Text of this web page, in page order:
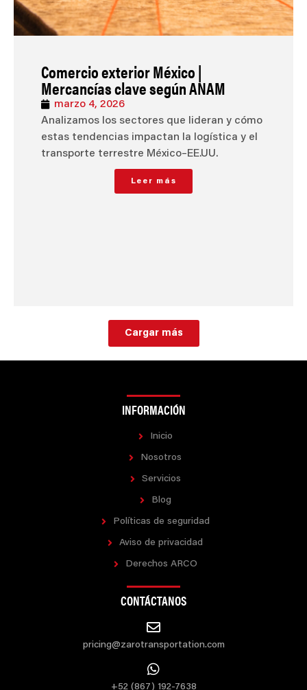
Comercio exterior México |
Mercancías clave según ANAM
marzo 4, 2026
Analizamos los sectores que lideran y cómo
estas tendencias impactan la logística y el
transporte terrestre México–EE.UU.
Leer más
Cargar más
INFORMACIÓN
Inicio
Nosotros
Servicios
Blog
Políticas de seguridad
Aviso de privacidad
Derechos ARCO
CONTÁCTANOS
pricing@zarotransportation.com
+52 (867) 192-7638